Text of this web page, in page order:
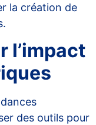
la création de
l’impact
des outils pour